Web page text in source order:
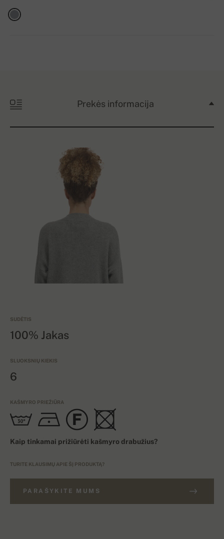
Prekės informacija
SUDĖTIS
100% Jakas
SLUOKSNIŲ KIEKIS
6
KAŠMYRO PRIEŽIŪRA
Kaip tinkamai prižiūrėti kašmyro drabužius?
TURITE KLAUSIMŲ APIE ŠĮ PRODUKTĄ?
PARAŠYKITE MUMS